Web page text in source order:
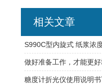
相关文章
S990C型内旋式 纸浆浓
糖度计折光仪使用说明